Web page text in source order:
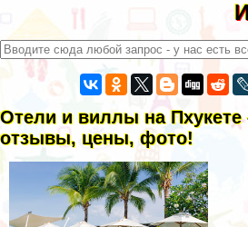
Отели и виллы на
отзывы, цены, фото!